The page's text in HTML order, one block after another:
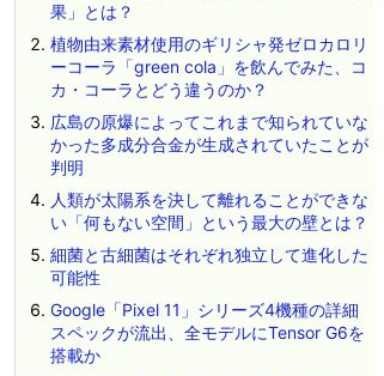
果」とは？
植物由来素材使用のギリシャ発ゼロカロリ
ーコーラ「green cola」を飲んでみた、コ
カ・コーラとどう違うのか？
広島の原爆によってこれまで知られていな
かった多成分合金が生成されていたことが
判明
人類が太陽系を決して離れることができな
い「何もない空間」という最大の壁とは？
細菌と古細菌はそれぞれ独立して進化した
可能性
Google「Pixel 11」シリーズ4機種の詳細
スペックが流出、全モデルにTensor G6を
搭載か